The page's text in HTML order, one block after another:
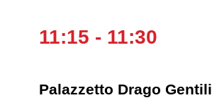
11:15 - 11:30
Palazzetto Drago Gentili